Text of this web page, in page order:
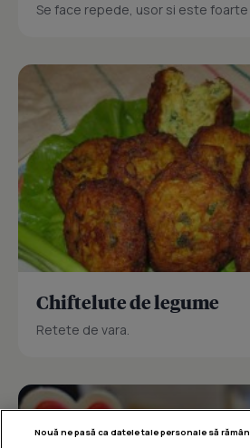
Se face repede, usor si este foarte
Chiftelute de legume
Retete de vara.
Nouă ne pasă ca datele tale personale să